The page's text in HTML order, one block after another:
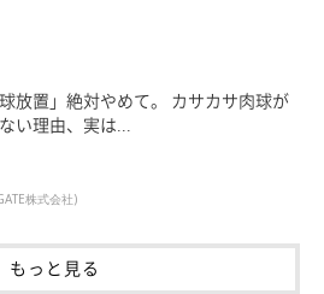
の“いぬくん”
”の魅力や性格など、ふだんの様子に
のような見た目で、性格も人なつっこ
球放置」絶対やめて。 カサカサ肉球が
い理由、実は...
株式会社)
もっと見る